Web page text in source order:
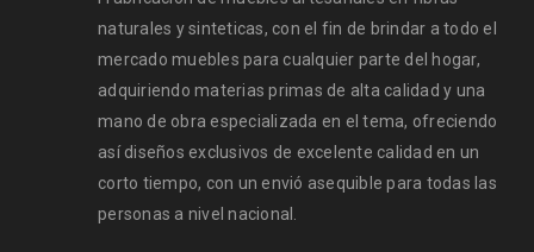
naturales y sinteticas, con el fin de brindar a todo el
mercado muebles para cualquier parte del hogar,
adquiriendo materias primas de alta calidad y una
mano de obra especializada en el tema, ofreciendo
así diseños exclusivos de excelente calidad en un
corto tiempo, con un envió asequible para todas las
personas a nivel nacional.